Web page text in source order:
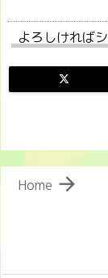
よろしければ

Home